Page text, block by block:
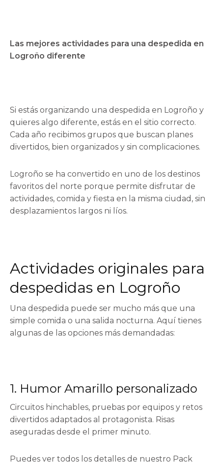
Las mejores actividades para una despedida en
Logroño diferente
Si estás organizando una despedida en Logroño y
quieres algo diferente, estás en el sitio correcto.
Cada año recibimos grupos que buscan planes
divertidos, bien organizados y sin complicaciones.
Logroño se ha convertido en uno de los destinos
favoritos del norte porque permite disfrutar de
actividades, comida y fiesta en la misma ciudad, sin
desplazamientos largos ni líos.
Actividades originales para
despedidas en Logroño
Una despedida puede ser mucho más que una
simple comida o una salida nocturna. Aquí tienes
algunas de las opciones más demandadas:
1. Humor Amarillo personalizado
Circuitos hinchables, pruebas por equipos y retos
divertidos adaptados al protagonista. Risas
aseguradas desde el primer minuto.
Puedes ver todos los detalles de nuestro Pack